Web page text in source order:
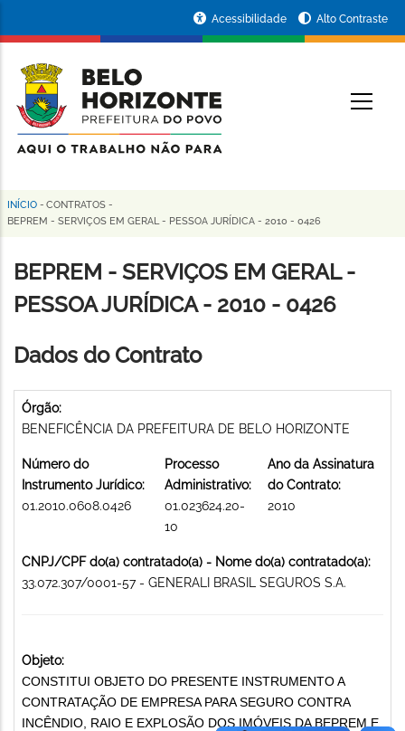
conteúdo
principal
da
Prefeitura
de
Horizonte
Acessibilidade Alto Contraste
Trilha
navegação
INÍCIO - CONTRATOS -
BEPREM - SERVIÇOS EM GERAL - PESSOA JURÍDICA - 2010 - 0426
BEPREM - SERVIÇOS EM GERAL -
PESSOA JURÍDICA - 2010 - 0426
Dados do Contrato
Órgão:
BENEFICÊNCIA DA PREFEITURA DE BELO HORIZONTE
Número do
Instrumento Jurídico:
01.2010.0608.0426
Processo
Administrativo:
01.023624.20-
10
Ano da Assinatura
do Contrato:
2010
CNPJ/CPF do(a) contratado(a) - Nome do(a) contratado(a):
33.072.307/0001-57 - GENERALI BRASIL SEGUROS S.A.
Objeto:
CONSTITUI OBJETO DO PRESENTE INSTRUMENTO A
CONTRATAÇÃO DE EMPRESA PARA SEGURO CONTRA
INCÊNDIO, RAIO E EXPLOSÃO DOS IMÓVEIS DA BEPREM E